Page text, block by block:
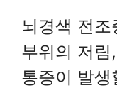
뇌경색 전
부위의 저
통증이 발